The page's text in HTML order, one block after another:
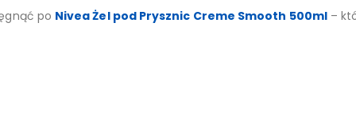
po Nivea Żel pod Prysznic Creme Smooth 500ml–